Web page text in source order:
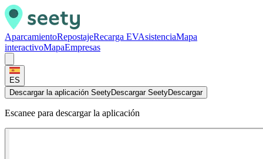
AparcamientoRepostajeRecarga EVAsistenciaMapa
interactivoMapaEmpresas
ES
Descargar la aplicación SeetyDescargar SeetyDescargar
Escanee para descargar la aplicación